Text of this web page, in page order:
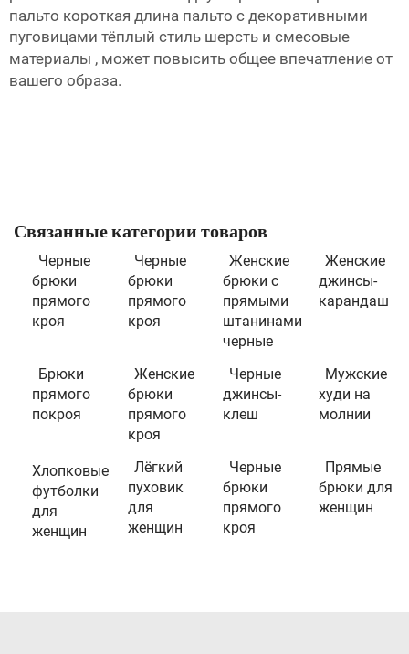
пальто короткая длина пальто с декоративными
пуговицами тёплый стиль шерсть и смесовые
материалы , может повысить общее впечатление от
вашего образа.
Связанные категории товаров
Черные
брюки
прямого
кроя
Черные
брюки
прямого
кроя
Женские
брюки с
прямыми
штанинами
черные
Женские
джинсы-
карандаш
Брюки
прямого
покроя
Женские
брюки
прямого
кроя
Черные
джинсы-
клеш
Мужские
худи на
молнии
Хлопковые
футболки
для
женщин
Лёгкий
пуховик
для
женщин
Черные
брюки
прямого
кроя
Прямые
брюки для
женщин